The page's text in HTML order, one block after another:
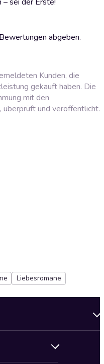
abgeben.
Kunden, die
gekauft haben. Die
mit den
überprüft und veröffentlicht.
Liebesromane